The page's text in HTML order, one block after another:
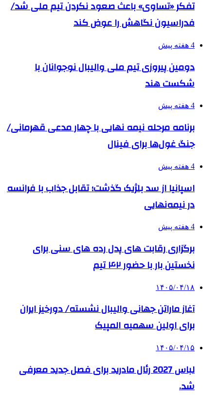
تفکر «تساوی» باعث صعود نکردن تیم ملی شد/
فدراسیون نگاهش را عوض کند
4 هفته پیش
دومین پیروزی تیم ملی والیبال نوجوانان با
شکست هند
4 هفته پیش
برنامه مرحله نیمه نهایی با چهار مدعی قهرمانی/
جنگ غول‌ها برای فینال
4 هفته پیش
اسپانیا از سد بلژیک گذشت؛ تقابل جذاب با فرانسه
در نیمه‌نهایی
4 هفته پیش
برگزاری رقابت های پدل رده های سنی برای
نخستین بار با حضور ۴۲ تیم
۱۴۰۵/۰۴/۱۸
آغاز ماراتن جهانی والیبال نشسته/ دورخیز ایران
برای اولین سهمیه المپیک
۱۴۰۵/۰۴/۱۵
لباس 2027 رئال مادرید برای فصل جدید معرفی
شد.